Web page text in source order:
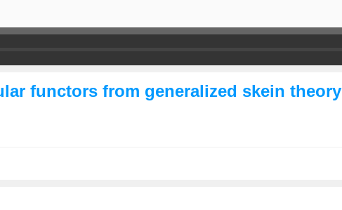
functors from generalized skein theory